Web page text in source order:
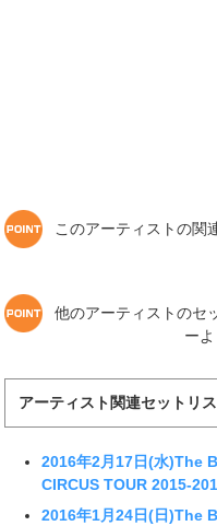
このアーティストの関
他のアーティストのセ
ー
アーティスト関連セットリ
2016年2月17日(水)The
CIRCUS TOUR 2015-
2016年1月24日(日)The